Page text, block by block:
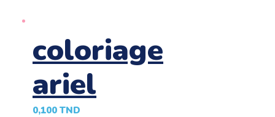
coloriage
ariel
0,100 TND